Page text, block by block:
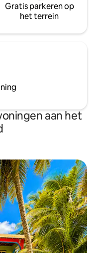
Gratis parkeren op
het terrein
aan het